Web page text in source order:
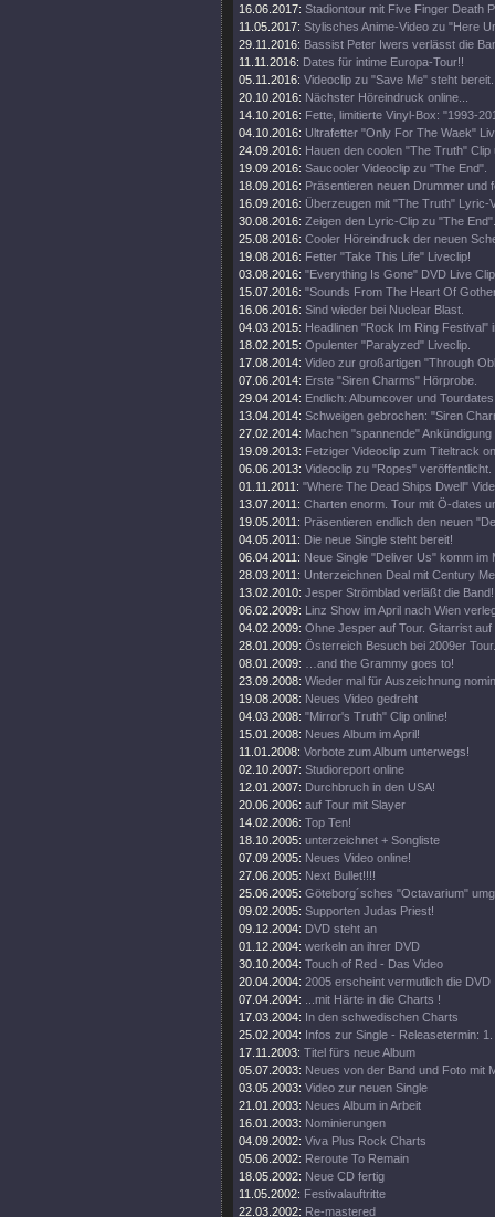
16.06.2017: Stadiontour mit Five Finger Death
11.05.2017: Stylisches Anime-Video zu "Here
29.11.2016: Bassist Peter Iwers verlässt die
11.11.2016: Dates für intime Europa-Tour!!
05.11.2016: Videoclip zu "Save Me" steht bereit.
20.10.2016: Nächster Höreindruck online...
14.10.2016: Fette, limitierte Vinyl-Box: "1993-
04.10.2016: Ultrafetter "Only For The Waek"
24.09.2016: Hauen den coolen "The Truth" Clip
19.09.2016: Saucooler Videoclip zu "The End".
18.09.2016: Präsentieren neuen Drummer und
16.09.2016: Überzeugen mit "The Truth" Lyric-
30.08.2016: Zeigen den Lyric-Clip zu "The End".
25.08.2016: Cooler Höreindruck der neuen
19.08.2016: Fetter "Take This Life" Liveclip!
03.08.2016: "Everything Is Gone" DVD Live
15.07.2016: "Sounds From The Heart Of
16.06.2016: Sind wieder bei Nuclear Blast.
04.03.2015: Headlinen "Rock Im Ring Festival"
18.02.2015: Opulenter "Paralyzed" Liveclip.
17.08.2014: Video zur großartigen "Through
07.06.2014: Erste "Siren Charms" Hörprobe.
29.04.2014: Endlich: Albumcover und
13.04.2014: Schweigen gebrochen: "Siren
27.02.2014: Machen "spannende"
19.09.2013: Fetziger Videoclip zum Titeltrack
06.06.2013: Videoclip zu "Ropes" veröffentlicht.
01.11.2011: "Where The Dead Ships Dwell"
13.07.2011: Charten enorm. Tour mit Ö-dates
19.05.2011: Präsentieren endlich den neuen
04.05.2011: Die neue Single steht bereit!
06.04.2011: Neue Single "Deliver Us" komm im
28.03.2011: Unterzeichnen Deal mit Century
13.02.2010: Jesper Strömblad verläßt die Band!
06.02.2009: Linz Show im April nach Wien
04.02.2009: Ohne Jesper auf Tour. Gitarrist auf
28.01.2009: Österreich Besuch bei 2009er Tour.
08.01.2009:
…and the Grammy goes to!
23.09.2008: Wieder mal für Auszeichnung
19.08.2008: Neues Video gedreht
04.03.2008: "Mirror's Truth" Clip online!
15.01.2008: Neues Album im April!
11.01.2008: Vorbote zum Album unterwegs!
02.10.2007: Studioreport online
12.01.2007: Durchbruch in den USA!
20.06.2006: auf Tour mit Slayer
14.02.2006: Top Ten!
18.10.2005: unterzeichnet + Songliste
07.09.2005: Neues Video online!
27.06.2005: Next Bullet!!!!
25.06.2005: Göteborg´sches "Octavarium"
09.02.2005: Supporten Judas Priest!
09.12.2004: DVD steht an
01.12.2004: werkeln an ihrer DVD
30.10.2004: Touch of Red - Das Video
20.04.2004: 2005 erscheint vermutlich die DVD
07.04.2004:
...mit Härte in die Charts !
17.03.2004: In den schwedischen Charts
25.02.2004: Infos zur Single - Releasetermin:
17.11.2003: Titel fürs neue Album
05.07.2003: Neues von der Band und Foto mit
03.05.2003: Video zur neuen Single
21.01.2003: Neues Album in Arbeit
16.01.2003: Nominierungen
04.09.2002: Viva Plus Rock Charts
05.06.2002: Reroute To Remain
18.05.2002: Neue CD fertig
11.05.2002: Festivalauftritte
22.03.2002: Re-mastered